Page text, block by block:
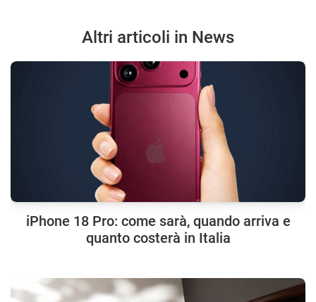
Altri articoli in News
iPhone 18 Pro: come sarà, quando arriva e
quanto costerà in Italia